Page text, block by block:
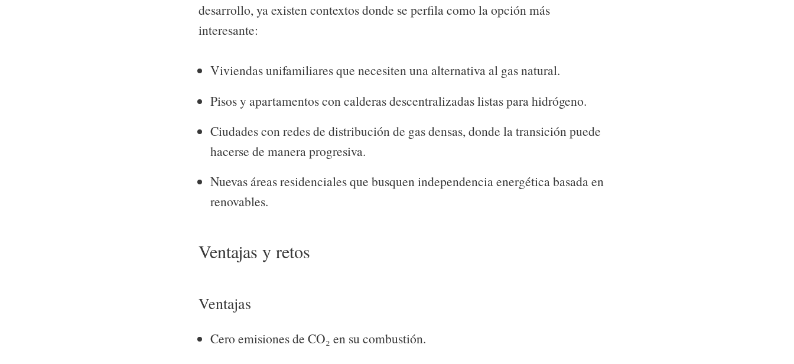
desarrollo, ya existen contextos donde se perfila como la opción más
interesante:
Viviendas unifamiliares que necesiten una alternativa al gas natural.
Pisos y apartamentos con calderas descentralizadas listas para hidrógeno.
Ciudades con redes de distribución de gas densas, donde la transición puede
hacerse de manera progresiva.
Nuevas áreas residenciales que busquen independencia energética basada en
renovables.
Ventajas y retos
Ventajas
Cero emisiones de CO₂ en su combustión.